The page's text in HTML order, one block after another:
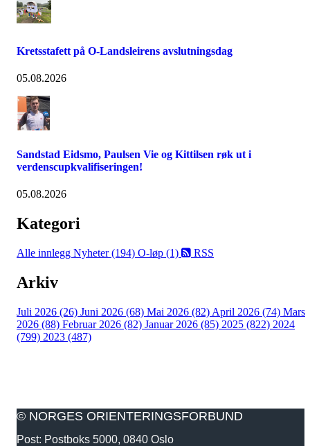
Kretsstafett på O-Landsleirens avslutningsdag
05.08.2026
Sandstad Eidsmo, Paulsen Vie og Kittilsen røk ut i
verdenscupkvalifiseringen!
05.08.2026
Kategori
Alle innlegg Nyheter (194) O-løp (1) RSS
Arkiv
Juli 2026 (26) Juni 2026 (68) Mai 2026 (82) April 2026 (74) Mars
2026 (88) Februar 2026 (82) Januar 2026 (85) 2025 (822) 2024
(799) 2023 (487)
© NORGES ORIENTERINGSFORBUND
Post: Postboks 5000, 0840 Oslo